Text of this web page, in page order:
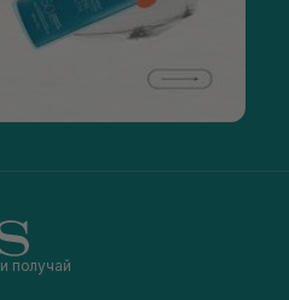
и получай